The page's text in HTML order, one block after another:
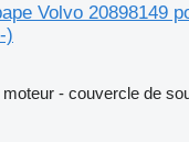
Volvo 20898149
)
- couvercle de